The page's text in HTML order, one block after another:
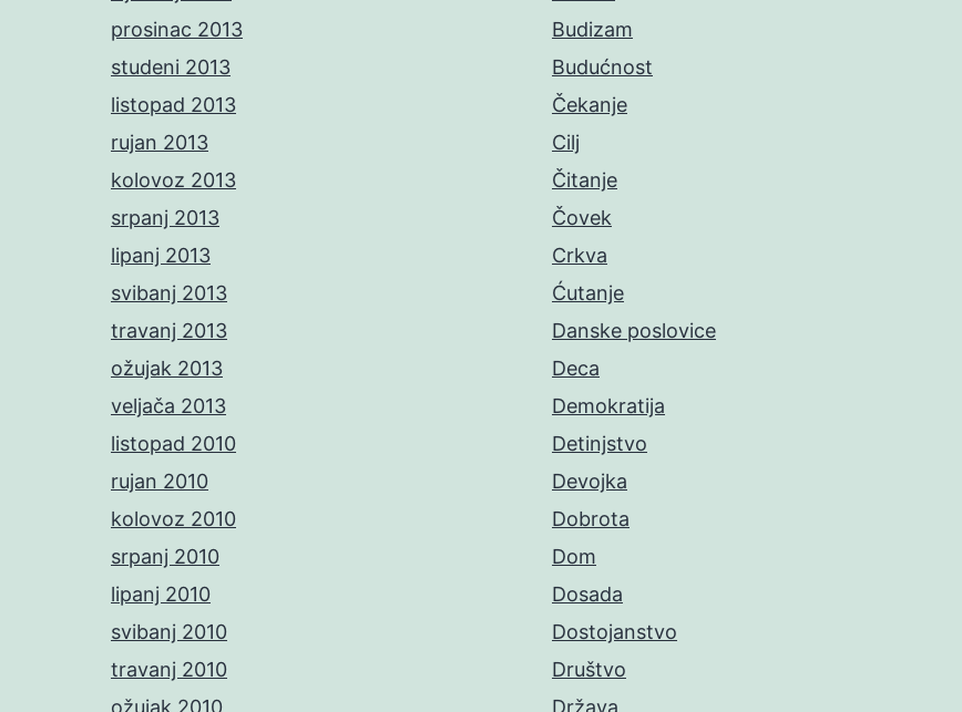
prosinac 2013
studeni 2013
listopad 2013
rujan 2013
kolovoz 2013
srpanj 2013
lipanj 2013
svibanj 2013
travanj 2013
ožujak 2013
veljača 2013
listopad 2010
rujan 2010
kolovoz 2010
srpanj 2010
lipanj 2010
svibanj 2010
travanj 2010
ožujak 2010
Budizam
Budućnost
Čekanje
Cilj
Čitanje
Čovek
Crkva
Ćutanje
Danske poslovice
Deca
Demokratija
Detinjstvo
Devojka
Dobrota
Dom
Dosada
Dostojanstvo
Društvo
Država